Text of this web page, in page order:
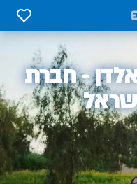
0
- חברת